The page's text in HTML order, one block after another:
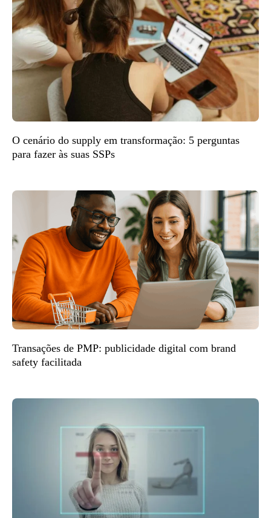
O cenário do supply em transformação: 5 perguntas
para fazer às suas SSPs
Transações de PMP: publicidade digital com brand
safety facilitada